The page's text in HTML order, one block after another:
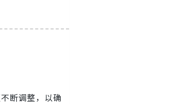
断调整，以确